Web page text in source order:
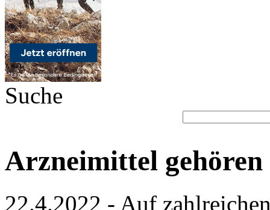
Suche
Arzneimittel gehören
22.4.2022 - Auf